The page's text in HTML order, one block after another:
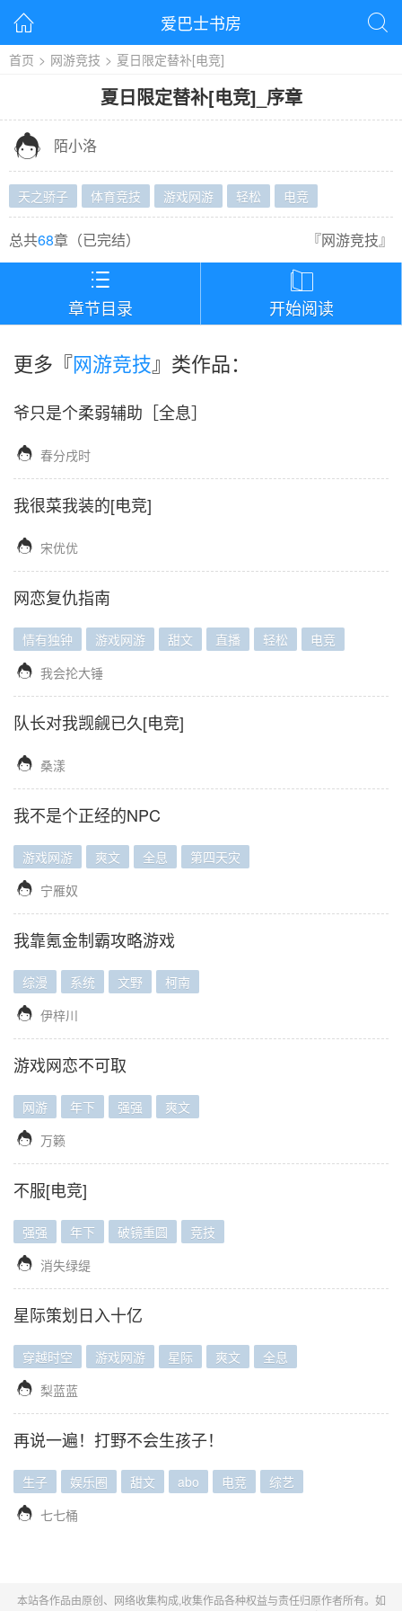
 爱巴士书房 
首页 > 网游竞技 > 夏日限定替补[电竞]
夏日限定替补[电竞] 序章
 陌小洛
天之骄子 体育竞技 游戏网游 轻松 电竞
总共68章（已完结） 『网游竞技』

章节目录

开始阅读
更多『网游竞技』类作品：
爷只是个柔弱辅助［全息］
 春分戌时
我很菜我装的[电竞]
 宋优优
网恋复仇指南
情有独钟 游戏网游 甜文 直播 轻松 电竞
 我会抡大锤
队长对我觊觎已久[电竞]
 桑漾
我不是个正经的NPC
游戏网游 爽文 全息 第四天灾
 宁雁奴
我靠氪金制霸攻略游戏
综漫 系统 文野 柯南
 伊梓川
游戏网恋不可取
网游 年下 强强 爽文
 万籁
不服[电竞]
强强 年下 破镜重圆 竞技
 消失绿缇
星际策划日入十亿
穿越时空 游戏网游 星际 爽文 全息
 梨蓝蓝
再说一遍！打野不会生孩子！
生子 娱乐圈 甜文 abo 电竞 综艺
 七七桶
本站各作品由原创、网络收集构成,收集作品各种权益与责任归原作者所有。如